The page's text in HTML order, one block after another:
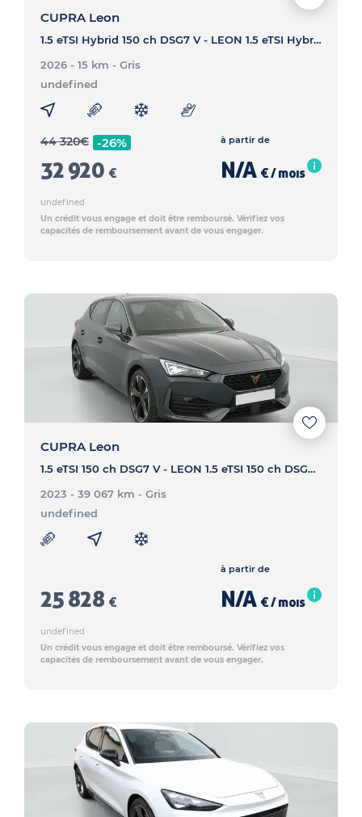
CUPRA Leon
1.5 eTSI Hybrid 150 ch DSG7 V - LEON 1.5 eTSI Hybrid 150 ch DSG7 V
2026 - 15 km - Gris
undefined
44 320€ -26%
32 920 €
à partir de
N/A € / mois
undefined
Un crédit vous engage et doit être remboursé. Vérifiez vos
capacités de remboursement avant de vous engager.
CUPRA Leon
1.5 eTSI 150 ch DSG7 V - LEON 1.5 eTSI 150 ch DSG7 V
2023 - 39 067 km - Gris
undefined
25 828 €
à partir de
N/A € / mois
undefined
Un crédit vous engage et doit être remboursé. Vérifiez vos
capacités de remboursement avant de vous engager.